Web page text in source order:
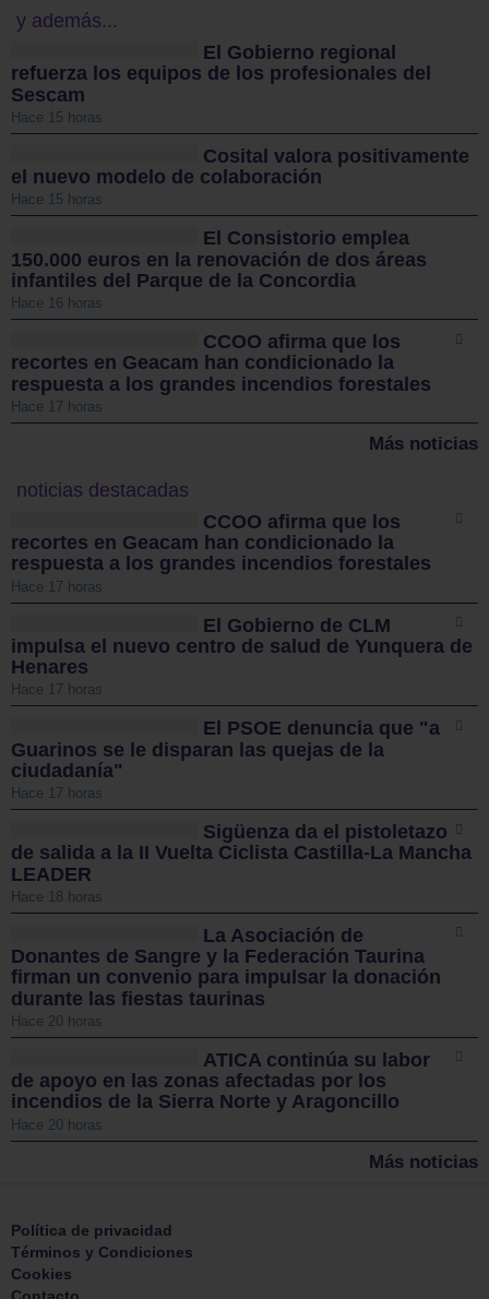
y además...
El Gobierno regional
refuerza los equipos de los profesionales del
Sescam
Hace 15 horas
Cosital valora positivamente
el nuevo modelo de colaboración
Hace 15 horas
El Consistorio emplea
150.000 euros en la renovación de dos áreas
infantiles del Parque de la Concordia
Hace 16 horas
CCOO afirma que los
recortes en Geacam han condicionado la
respuesta a los grandes incendios forestales
Hace 17 horas
Más noticias
noticias destacadas
CCOO afirma que los
recortes en Geacam han condicionado la
respuesta a los grandes incendios forestales
Hace 17 horas
El Gobierno de CLM
impulsa el nuevo centro de salud de Yunquera de
Henares
Hace 17 horas
El PSOE denuncia que "a
Guarinos se le disparan las quejas de la
ciudadanía"
Hace 17 horas
Sigüenza da el pistoletazo
de salida a la II Vuelta Ciclista Castilla-La Mancha
LEADER
Hace 18 horas
La Asociación de
Donantes de Sangre y la Federación Taurina
firman un convenio para impulsar la donación
durante las fiestas taurinas
Hace 20 horas
ATICA continúa su labor
de apoyo en las zonas afectadas por los
incendios de la Sierra Norte y Aragoncillo
Hace 20 horas
Más noticias
Política de privacidad
Términos y Condiciones
Cookies
Contacto